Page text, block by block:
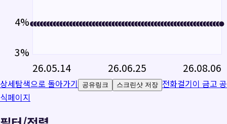
4%
3%
26.05.14 26.06.25 26.08.06
상세탐색으로 돌아가기 공유링크 스크린샷 저장 전화걸기이 금고 공
식페이지